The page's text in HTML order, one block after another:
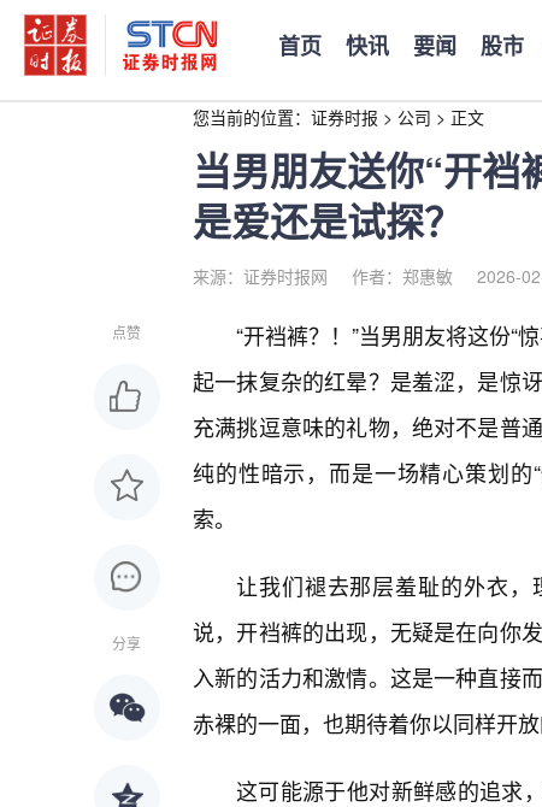
首页 快讯 要闻 股市
您当前的位置： 证券时报 > 公司 > 正文
当男朋友送你“开裆
是爱还是试探？
来源：证券时报网 作者：郑惠敏 2026-
点赞
分享
“开裆裤？！”当男朋友将这份“
起一抹复杂的红晕？是羞涩，是惊
充满挑逗意味的礼物，绝对不是普
纯的性暗示，而是一场精心策划
索。
让我们褪去那层羞耻的外衣，
说，开裆裤的出现，无疑是在向你
入新的活力和激情。这是一种直接
赤裸的一面，也期待着你以同样开放
这可能源于他对新鲜感的追求